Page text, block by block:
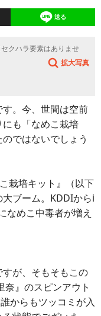
送る
クハラ要素はありませ
拡大写真
す。今、世間は空前
も「なめこ栽培
ではないでしょう
栽培キット』（以下
大ブーム。KDDIからi
なめこ中毒者が増え
が、そもそもこの
』のスピンアウト
からもツッコミが入